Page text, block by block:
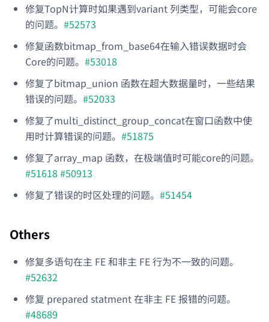
修复TopN计算时如果遇到variant 列类型，可能会core
的问题。 #52573
修复函数bitmap_from_base64在输入错误数据时会
Core的问题。 #53018
修复了bitmap_union 函数在超大数据量时，一些结果
错误的问题。 #52033
修复了multi_distinct_group_concat在窗口函数中使
用时计算错误的问题。 #51875
修复了array_map 函数，在极端值时可能core的问题。
#51618#50913
修复了错误的时区处理的问题。 #51454
Others
修复多语句在主 FE 和非主 FE 行为不一致的问题。
#52632
修复 prepared statment 在非主 FE 报错的问题。
#48689